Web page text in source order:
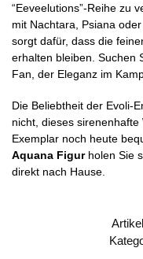
“Eeveelutions”-Reihe zu
mit Nachtara, Psiana
sorgt dafür, dass die
erhalten bleiben. Suchen
Fan, der Eleganz im
Die Beliebtheit der Evoli-
nicht, dieses
Exemplar noch heute
Aquana Figurholen Sie
direkt nach Hause.